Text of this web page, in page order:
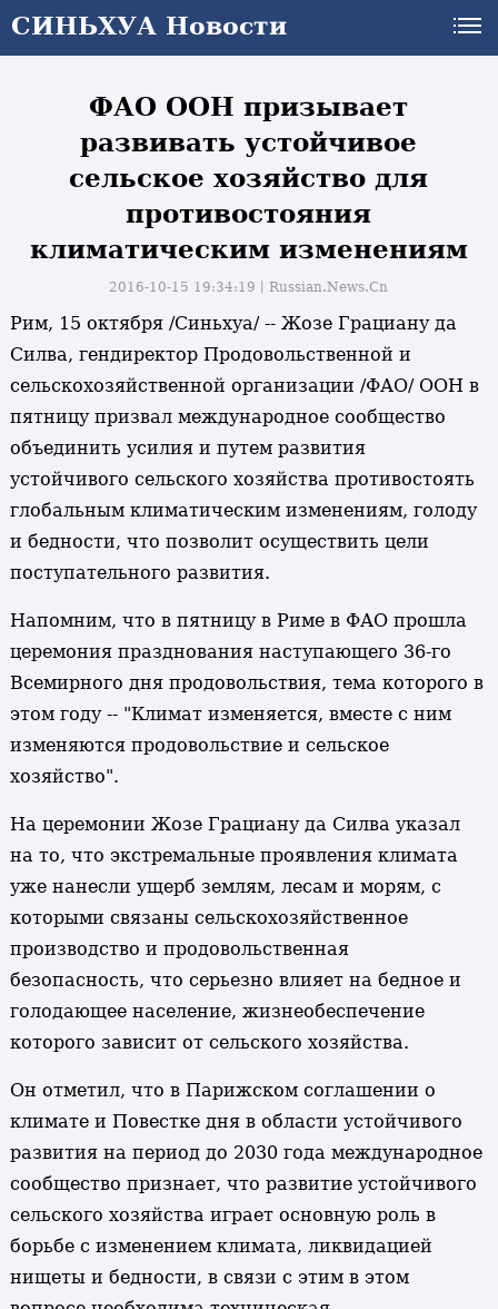
СИНЬХУА Новости
ФАО ООН призывает
развивать устойчивое
сельское хозяйство для
противостояния
климатическим изменениям
2016-10-15 19:34:19丨Russian.News.Cn
Рим, 15 октября /Синьхуа/ -- Жозе Грациану да
Силва, гендиректор Продовольственной и
сельскохозяйственной организации /ФАО/ ООН в
пятницу призвал международное сообщество
объединить усилия и путем развития
устойчивого сельского хозяйства противостоять
глобальным климатическим изменениям, голоду
и бедности, что позволит осуществить цели
поступательного развития.
Напомним, что в пятницу в Риме в ФАО прошла
церемония празднования наступающего 36-го
Всемирного дня продовольствия, тема которого в
этом году -- "Климат изменяется, вместе с ним
изменяются продовольствие и сельское
хозяйство".
На церемонии Жозе Грациану да Силва указал
на то, что экстремальные проявления климата
уже нанесли ущерб землям, лесам и морям, с
которыми связаны сельскохозяйственное
производство и продовольственная
безопасность, что серьезно влияет на бедное и
голодающее население, жизнеобеспечение
которого зависит от сельского хозяйства.
Он отметил, что в Парижском соглашении о
климате и Повестке дня в области устойчивого
развития на период до 2030 года международное
сообщество признает, что развитие устойчивого
сельского хозяйства играет основную роль в
борьбе с изменением климата, ликвидацией
нищеты и бедности, в связи с этим в этом